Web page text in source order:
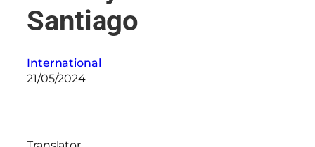
Santiago
International
21/05/2024